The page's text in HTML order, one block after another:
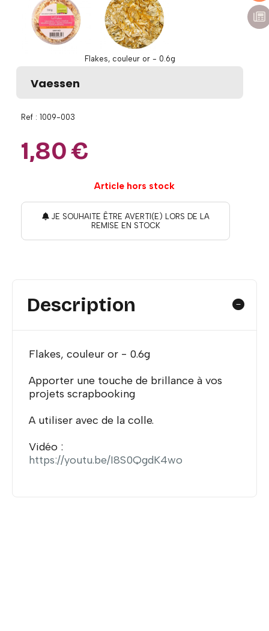
Flakes, couleur or - 0.6g
Vaessen
Ref : 1009-003
1,80€
Article hors stock
JE SOUHAITE ÊTRE AVERTI(E) LORS DE LA
REMISE EN STOCK
Description
Flakes, couleur or - 0.6g
Apporter une touche de brillance à vos
projets scrapbooking
A utiliser avec de la colle.
Vidéo :
https://youtu.be/I8S0QgdK4wo